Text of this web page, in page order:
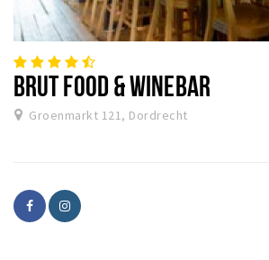
BRUT FOOD & WINEBAR
Groenmarkt 121, Dordrecht